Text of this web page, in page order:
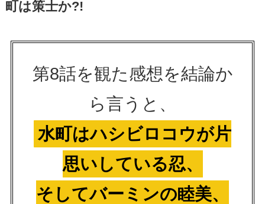
町は策士か?!
第8話を観た感想を結論か
ら言うと、
水町はハシビロコウが片
思いしている忍、
そしてバーミンの睦美、